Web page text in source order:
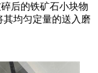
碎后的铁矿石小块物
均匀定量的送入磨